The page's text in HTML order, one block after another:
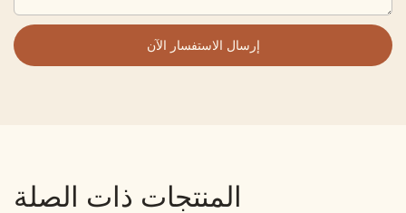
إرسال الاستفسار الآن
المنتجات ذات الصلة